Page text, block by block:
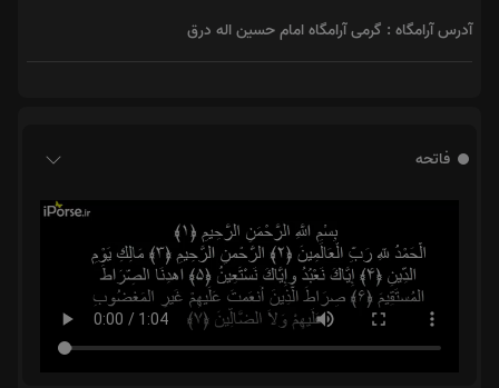
آدرس آرامگاه : گرمی آرامگاه امام حسین اله درق
فاتحه